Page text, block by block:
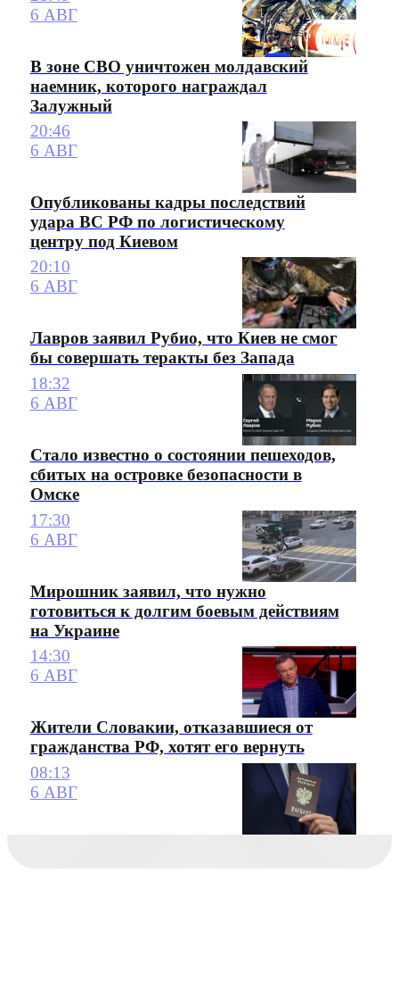
6 АВГ
В зоне СВО уничтожен молдавский
наемник, которого награждал
Залужный
20:46
6 АВГ
Опубликованы кадры последствий
удара ВС РФ по логистическому
центру под Киевом
20:10
6 АВГ
Лавров заявил Рубио, что Киев не смог
бы совершать теракты без Запада
18:32
6 АВГ
Стало известно о состоянии пешеходов,
сбитых на островке безопасности в
Омске
17:30
6 АВГ
Мирошник заявил, что нужно
готовиться к долгим боевым действиям
на Украине
14:30
6 АВГ
Жители Словакии, отказавшиеся от
гражданства РФ, хотят его вернуть
08:13
6 АВГ